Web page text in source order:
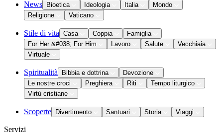
News Bioetica Ideologia Italia
Mondo
Religione
Vaticano
Stile di vita Casa Coppia
Famiglia
For Her &#038; For Him
Lavoro Salute
Vecchiaia
Virtuale
Spiritualità Bibbia e dottrina
Devozione
Le nostre croci
Preghiera Riti
Tempo liturgico
Virtù cristiane
Scoperte Divertimento Santuari Storia Viaggi
Servizi